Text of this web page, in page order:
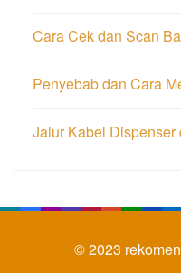
Cara Cek dan Scan
Penyebab dan Cara
Jalur Kabel
© 2023